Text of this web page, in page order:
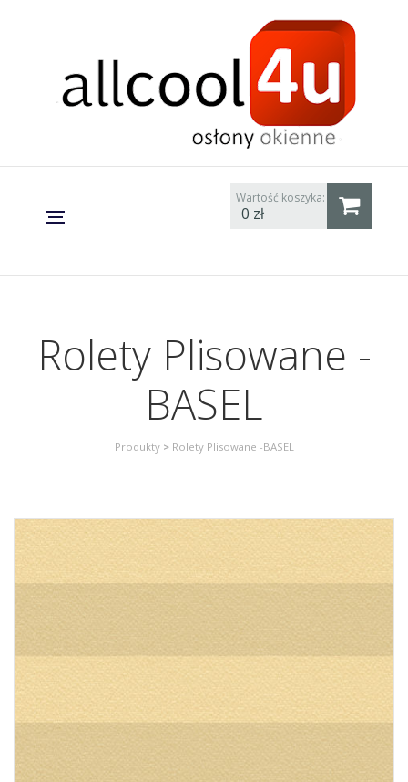
Wartość koszyka:
0 zł
Rolety Plisowane -
BASEL
Produkty > Rolety Plisowane -BASEL